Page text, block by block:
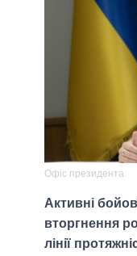
Офіс президента
Активні
вторгнення
лінії